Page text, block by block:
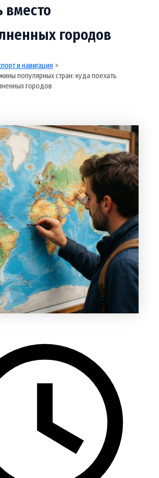
вместо
городов
и навигация
популярных стран: куда поехать
городов